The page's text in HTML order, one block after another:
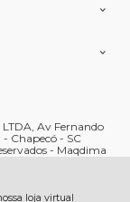
loja virtual
Av Fernando
Chapecó - SC
- Maqdima